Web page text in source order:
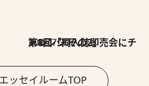
2026.7.30
第8回「同人誌即売会にチャレンジ その2」
ッセイルームTOP